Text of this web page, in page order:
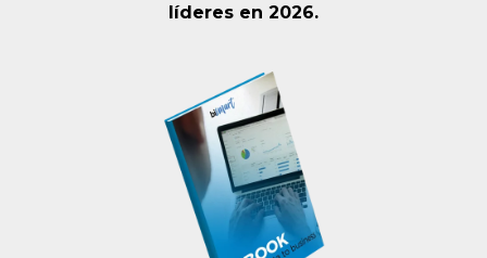
líderes en 2026.